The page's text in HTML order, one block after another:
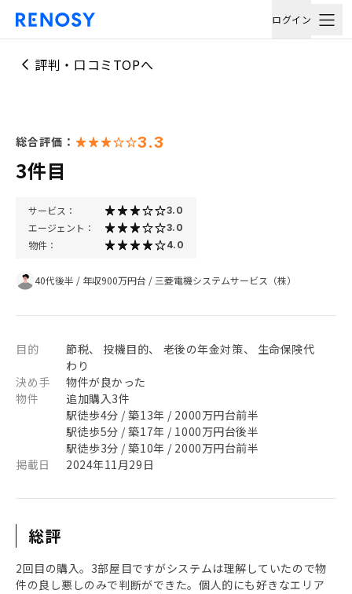
ログイン
評判・口コミTOPへ
総合評価： 3.3
3件目
サービス： 3.0
エージェント： 3.0
物件： 4.0
40代後半 / 年収900万円台 / 三菱電機システムサービス（株）
目的
節税、 投機目的、 老後の年金対策、 生命保険代
わり
決め手
物件が良かった
物件
追加購入3件
駅徒歩4分 / 築13年 / 2000万円台前半
駅徒歩5分 / 築17年 / 1000万円台後半
駅徒歩3分 / 築10年 / 2000万円台前半
掲載日
2024年11月29日
総評
2回目の購入。3部屋目ですがシステムは理解していたので物
件の良し悪しのみで判断ができた。個人的にも好きなエリア